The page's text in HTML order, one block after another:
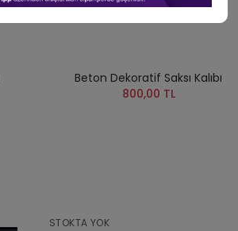
Beton Dekoratif Saksı Kalıbı
800,00 TL
STOKTA YOK